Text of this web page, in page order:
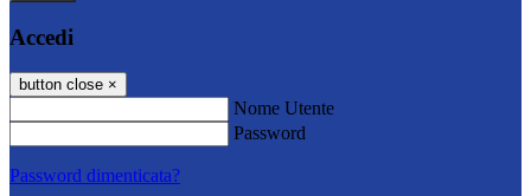
Accedi
button close ×
Nome Utente
Password
Password dimenticata?